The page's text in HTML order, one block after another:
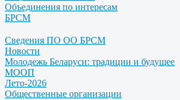
Объединения по интересам
БРСМ
Сведения ПО ОО БРСМ
Новости
Молодежь Беларуси: традиции и будущее
МООП
Лето-2026
Общественные организации